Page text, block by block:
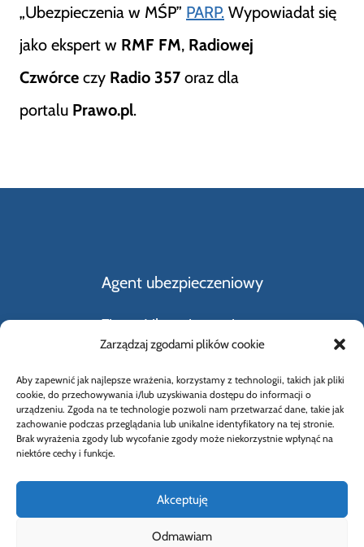
Zarządzaj zgodami plików cookie
Aby zapewnić jak najlepsze wrażenia, korzystamy z technologii, takich jak pliki
cookie, do przechowywania i/lub uzyskiwania dostępu do informacji o
urządzeniu. Zgoda na te technologie pozwoli nam przetwarzać dane, takie jak
zachowanie podczas przeglądania lub unikalne identyfikatory na tej stronie.
Brak wyrażenia zgody lub wycofanie zgody może niekorzystnie wpłynąć na
niektóre cechy i funkcje.
Akceptuję
Odmawiam
„Ubezpieczenia w MŚP” PARP. Wypowiadał się
jako ekspert w RMF FM, Radiowej
Czwórce czy Radio 357 oraz dla
portalu Prawo.pl.
Agent ubezpieczeniowy
Firmy Ubezpieczeniowe
Rodzaje ubezpieczeń
Słownik Pojęć Ubezpieczeniowych